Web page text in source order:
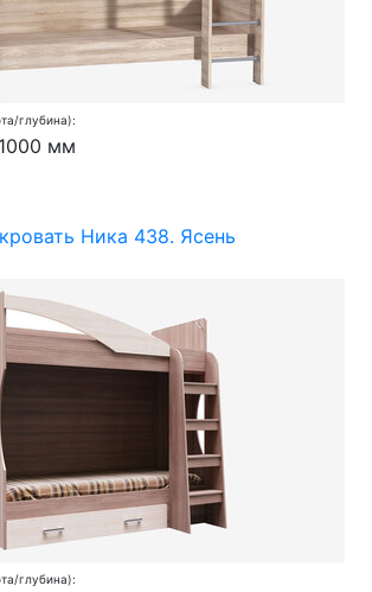
глубина):
мм
Ника 438. Ясень
глубина):